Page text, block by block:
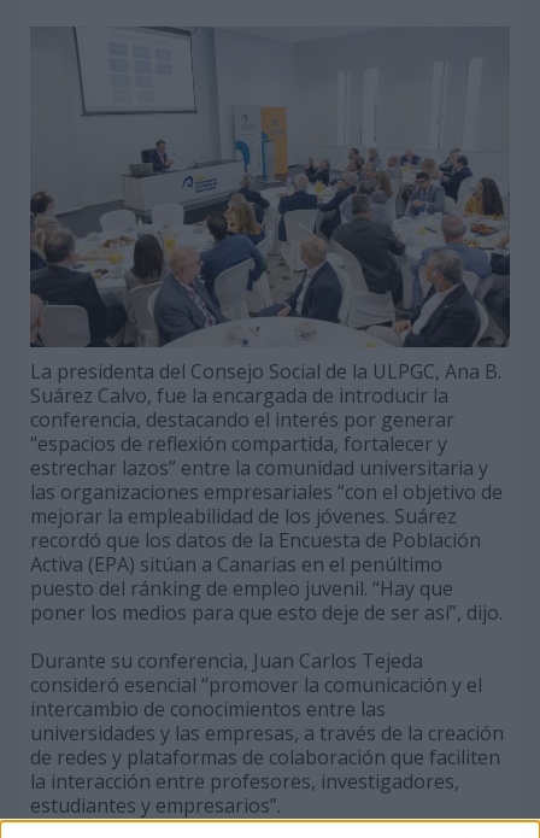
La presidenta del Consejo Social de la ULPGC, Ana B.
Suárez Calvo, fue la encargada de introducir la
conferencia, destacando el interés por generar
“espacios de reflexión compartida, fortalecer y
estrechar lazos” entre la comunidad universitaria y
las organizaciones empresariales “con el objetivo de
mejorar la empleabilidad de los jóvenes. Suárez
recordó que los datos de la Encuesta de Población
Activa (EPA) sitúan a Canarias en el penúltimo
puesto del ránking de empleo juvenil. “Hay que
poner los medios para que esto deje de ser así”, dijo.
Durante su conferencia, Juan Carlos Tejeda
consideró esencial “promover la comunicación y el
intercambio de conocimientos entre las
universidades y las empresas, a través de la creación
de redes y plataformas de colaboración que faciliten
la interacción entre profesores, investigadores,
estudiantes y empresarios”.